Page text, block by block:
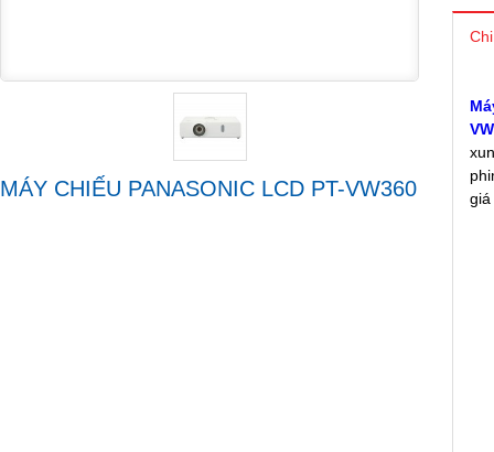
MÁY CHIẾU PANASONIC LCD PT-VW360
giá